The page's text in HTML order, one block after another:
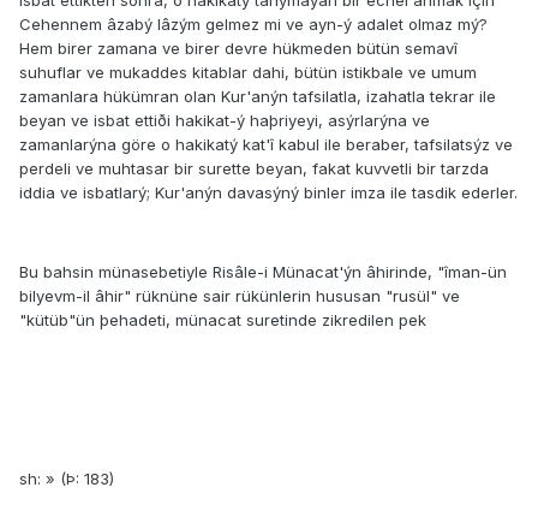
Cehennem âzabý lâzým gelmez mi ve ayn-ý adalet olmaz mý?
Hem birer zamana ve birer devre hükmeden bütün semavî
suhuflar ve mukaddes kitablar dahi, bütün istikbale ve umum
zamanlara hükümran olan Kur'anýn tafsilatla, izahatla tekrar ile
beyan ve isbat ettiði hakikat-ý haþriyeyi, asýrlarýna ve
zamanlarýna göre o hakikatý kat'î kabul ile beraber, tafsilatsýz ve
perdeli ve muhtasar bir surette beyan, fakat kuvvetli bir tarzda
iddia ve isbatlarý; Kur'anýn davasýný binler imza ile tasdik ederler.
Bu bahsin münasebetiyle Risâle-i Münacat'ýn âhirinde, "îman-ün
bilyevm-il âhir" rüknüne sair rükünlerin hususan "rusül" ve
"kütüb"ün þehadeti, münacat suretinde zikredilen pek
sh: » (Þ: 183)